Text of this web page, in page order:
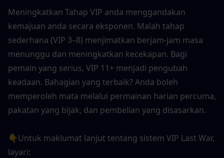
Meningkatkan Tahap VIP anda menggandakan
kemajuan anda secara eksponen. Malah tahap
sederhana (VIP 3–8) menjimatkan berjam-jam masa
menunggu dan meningkatkan kecekapan. Bagi
pemain yang serius, VIP 11+ menjadi pengubah
keadaan. Bahagian yang terbaik? Anda boleh
memperoleh mata melalui permainan harian percuma,
pakatan yang bijak, dan pembelian yang disasarkan.
👇Untuk maklumat lanjut tentang sistem VIP Last War,
layari: